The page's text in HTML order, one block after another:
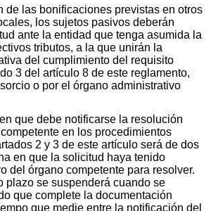
de las bonificaciones previstas en otros
los sujetos pasivos deberán
ante la entidad que tenga asumida la
tributos, a la que unirán la
del cumplimiento del requisito
3 del artículo 8 de este reglamento,
o por el órgano administrativo
que debe notificarse la resolución
en los procedimientos
2 y 3 de este artículo será de dos
en que la solicitud haya tenido
del órgano competente para resolver.
plazo se suspenderá cuando se
que complete la documentación
que medie entre la notificación del